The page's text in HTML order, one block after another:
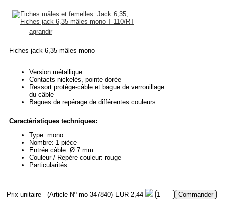
agrandir
Fiches jack 6,35 mâles mono
Version métallique
Contacts nickelés, pointe dorée
Ressort protège-câble et bague de verrouillage
du câble
Bagues de repérage de différentes couleurs
Caractéristiques techniques:
Type: mono
Nombre: 1 pièce
Entrée câble: Ø 7 mm
Couleur / Repère couleur: rouge
Particularités:
Prix unitaire (Article Nº mo-347840) EUR 2,44